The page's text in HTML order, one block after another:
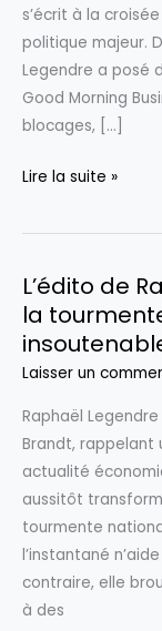
s’écrit à la
politique majeur.
Legendre a posé
Good Morning
blocages, […]
PODCAST
L’édito
Raphaël
Legendre
–
Dermatose
quand
une
crise
sanitaire
se
transforme
en
enjeu
Lire la suite »
L’édito de
la
Laisser un
Raphaël
Brandt, rappelant
actualité
aussitôt
tourmente
l’instantané
contraire, elle
à des